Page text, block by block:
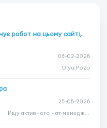
робот на цьому сайті,
06-02-2026
Olya Pozo
25-05-2026